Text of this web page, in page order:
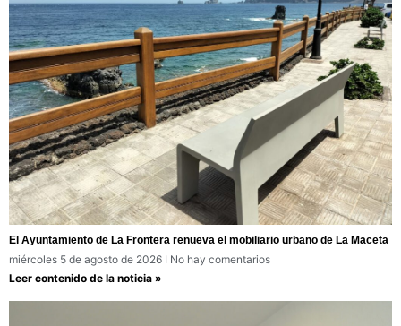
El Ayuntamiento de La Frontera renueva el mobiliario urbano de La Maceta
miércoles 5 de agosto de 2026
No hay comentarios
Leer contenido de la noticia »